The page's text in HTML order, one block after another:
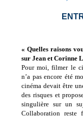
« Quelles raisons
sur Jean et Corinne
Pour moi, filmer le
n’a pas encore été
cinéma devait être
des risques et
singulière sur un
Collaboration reste